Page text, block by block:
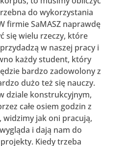
do wykorzystania
firmie SaMASZ naprawdę
się wielu rzeczy, które
w naszej pracy i
każdy student, który
bardzo zadowolony z
dużo też się nauczy.
dziale konstrukcyjnym,
całe osiem godzin z
jak oni pracują,
i dają nam do
Kiedy trzeba